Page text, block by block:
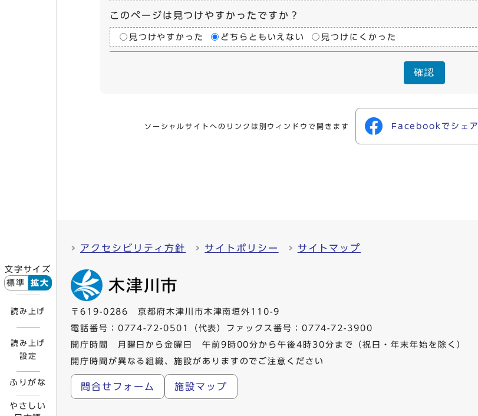
文字サイズ
標準
拡大
読み上げ
読み上げ
設定
ふりがな
やさしい
このページは見つけやすかったですか？
見つけやすかった どちらともいえない 見つけにくかった
確認
ソーシャルサイトへのリンクは別ウィンドウで開きます Facebookでシェア
アクセシビリティ方針 サイトポリシー サイトマップ
〒619-0286 京都府木津川市木津南垣外110-9
電話番号： 0774-72-0501
（代表）ファックス番号：0774-72-3900
開庁時間 月曜日から金曜日 午前9時00分から午後4時30分まで（祝日・年末年始を除く）
開庁時間が異なる組織、施設がありますのでご注意ください
問合せフォーム 施設マップ